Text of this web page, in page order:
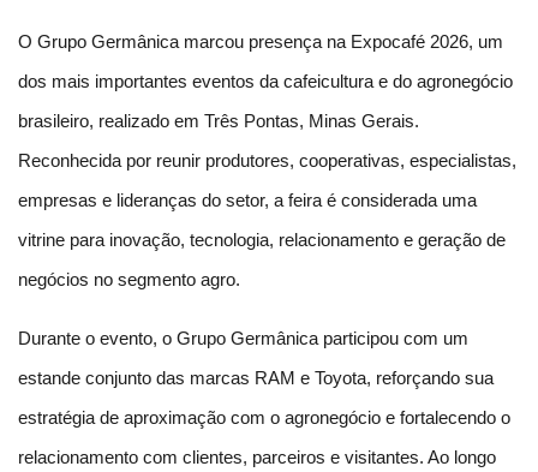
O Grupo Germânica marcou presença na Expocafé 2026, um
dos mais importantes eventos da cafeicultura e do agronegócio
brasileiro, realizado em Três Pontas, Minas Gerais.
Reconhecida por reunir produtores, cooperativas, especialistas,
empresas e lideranças do setor, a feira é considerada uma
vitrine para inovação, tecnologia, relacionamento e geração de
negócios no segmento agro.
Durante o evento, o Grupo Germânica participou com um
estande conjunto das marcas RAM e Toyota, reforçando sua
estratégia de aproximação com o agronegócio e fortalecendo o
relacionamento com clientes, parceiros e visitantes. Ao longo